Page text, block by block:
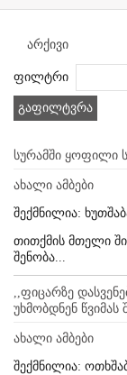
არქივი
ფილტრი
გაფილტვრა
სურამში ყოფილი
ახალი ამბები
შექმნილია:
თითქმის მთელი
შენობა...
,,ფიცარზე
უხმობდნენ
ახალი ამბები
შექმნილია: